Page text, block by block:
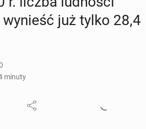
już tylko 28,4
minuty